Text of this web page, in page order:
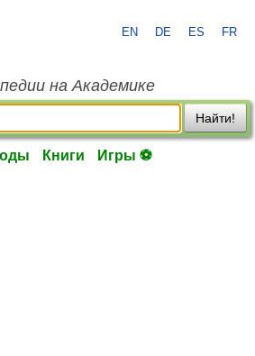
EN DE ES FR
на Академике
Найти!
Книги Игры ⚽